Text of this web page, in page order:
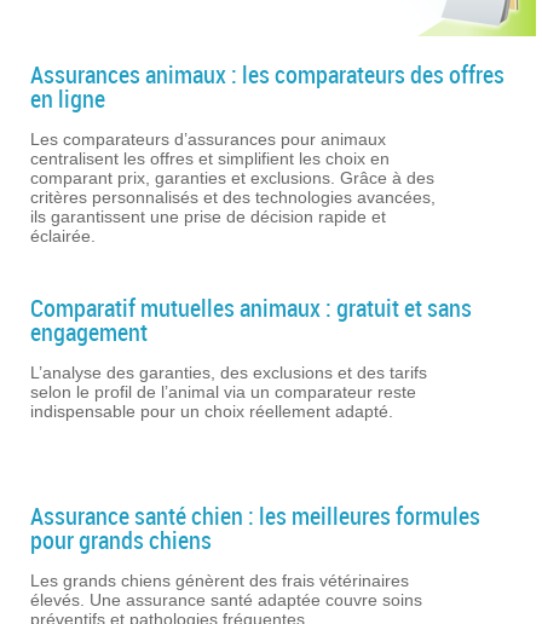
Assurances animaux : les comparateurs des offres
en ligne
Les comparateurs d’assurances pour animaux
centralisent les offres et simplifient les choix en
comparant prix, garanties et exclusions. Grâce à des
critères personnalisés et des technologies avancées,
ils garantissent une prise de décision rapide et
éclairée.
Comparatif mutuelles animaux : gratuit et sans
engagement
L’analyse des garanties, des exclusions et des tarifs
selon le profil de l’animal via un comparateur reste
indispensable pour un choix réellement adapté.
Assurance santé chien : les meilleures formules
pour grands chiens
Les grands chiens génèrent des frais vétérinaires
élevés. Une assurance santé adaptée couvre soins
préventifs et pathologies fréquentes.